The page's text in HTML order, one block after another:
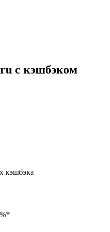
с кэшбэком
кэшбэка